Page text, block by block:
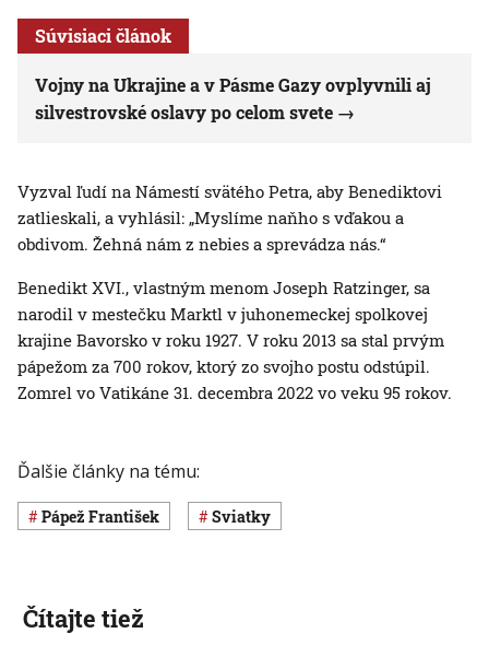
Súvisiaci článok
Vojny na Ukrajine a v Pásme Gazy ovplyvnili aj
silvestrovské oslavy po celom svete
Vyzval ľudí na Námestí svätého Petra, aby Benediktovi
zatlieskali, a vyhlásil: „Myslíme naňho s vďakou a
obdivom. Žehná nám z nebies a sprevádza nás.“
Benedikt XVI., vlastným menom Joseph Ratzinger, sa
narodil v mestečku Marktl v juhonemeckej spolkovej
krajine Bavorsko v roku 1927. V roku 2013 sa stal prvým
pápežom za 700 rokov, ktorý zo svojho postu odstúpil.
Zomrel vo Vatikáne 31. decembra 2022 vo veku 95 rokov.
Ďalšie články na tému:
pápež František sviatky
Čítajte tiež